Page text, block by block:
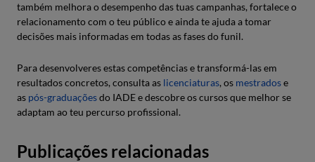
também melhora o desempenho das tuas campanhas, fortalece o
relacionamento com o teu público e ainda te ajuda a tomar
decisões mais informadas em todas as fases do funil.
Para desenvolveres estas competências e transformá-las em
resultados concretos, consulta as licenciaturas, os mestradose
as pós-graduaçõesdo IADE e descobre os cursos que melhor se
adaptam ao teu percurso profissional.
Publicações relacionadas